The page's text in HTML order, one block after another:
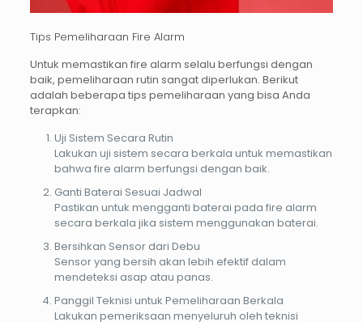
Tips Pemeliharaan Fire Alarm
Untuk memastikan fire alarm selalu berfungsi dengan
baik, pemeliharaan rutin sangat diperlukan. Berikut
adalah beberapa tips pemeliharaan yang bisa Anda
terapkan:
Uji Sistem Secara Rutin
Lakukan uji sistem secara berkala untuk memastikan
bahwa fire alarm berfungsi dengan baik.
Ganti Baterai Sesuai Jadwal
Pastikan untuk mengganti baterai pada fire alarm
secara berkala jika sistem menggunakan baterai.
Bersihkan Sensor dari Debu
Sensor yang bersih akan lebih efektif dalam
mendeteksi asap atau panas.
Panggil Teknisi untuk Pemeliharaan Berkala
Lakukan pemeriksaan menyeluruh oleh teknisi